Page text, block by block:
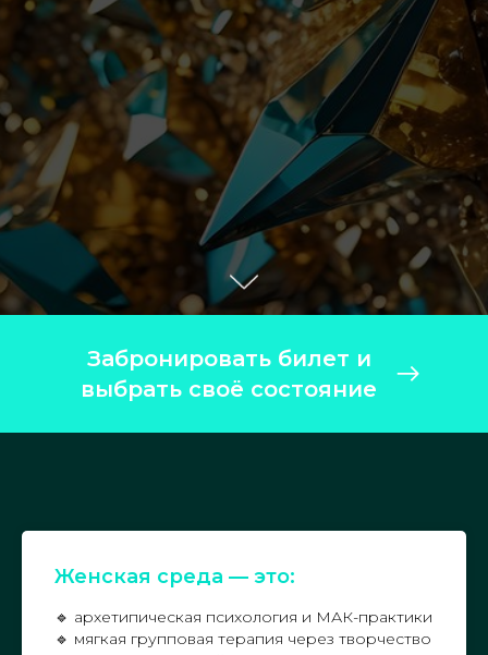
Забронировать билет и
выбрать своё состояние
Женская среда — это:
🔹 архетипическая психология и МАК-практики
🔹 мягкая групповая терапия через творчество